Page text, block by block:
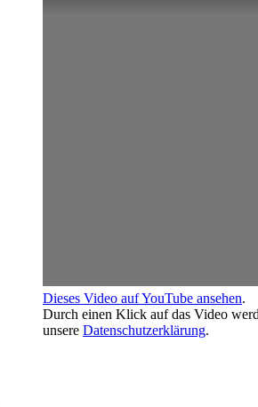
Dieses Video auf YouTube ansehen.
Durch einen Klick auf das Video
unsere Datenschutzerklärung.